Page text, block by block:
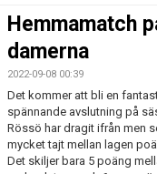
TRUPPEN
BILDGALLERI
DOKUMENT
KONTAKT
Hemmamatch
damerna
2022-09-08 00:39
Det kommer att bli en
spännande avslutning på
Rössö har dragit ifrån men
mycket tajt mellan lagen
Det skiljer bara 5 poäng